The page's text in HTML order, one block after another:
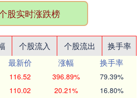
股实时涨跌榜
个股流入 个股流出
换手率
最新价 涨幅
换手率
116.52 396.89% 79.39%
110.02 20.21% 16.80%